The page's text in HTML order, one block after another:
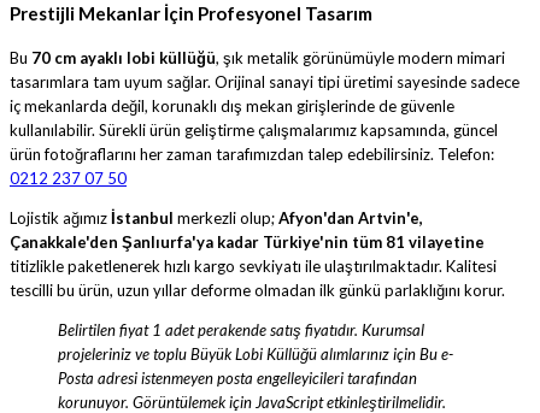
Prestijli Mekanlar İçin Profesyonel Tasarım
Bu 70 cm ayaklı lobi küllüğü, şık metalik görünümüyle modern mimari
tasarımlara tam uyum sağlar. Orijinal sanayi tipi üretimi sayesinde sadece
iç mekanlarda değil, korunaklı dış mekan girişlerinde de güvenle
kullanılabilir. Sürekli ürün geliştirme çalışmalarımız kapsamında, güncel
ürün fotoğraflarını her zaman tarafımızdan talep edebilirsiniz. Telefon:
0212 237 07 50
Lojistik ağımızİstanbul merkezli olup;Afyon'dan Artvin'e,
Çanakkale'den Şanlıurfa'ya kadar Türkiye'nin tüm 81 vilayetine
titizlikle paketlenerek hızlı kargo sevkiyatı ile ulaştırılmaktadır. Kalitesi
tescilli bu ürün, uzun yıllar deforme olmadan ilk günkü parlaklığını korur.
Belirtilen fiyat 1 adet perakende satış fiyatıdır. Kurumsal
projeleriniz ve toplu Büyük Lobi Küllüğü alımlarınız içinBu e-
Posta adresi istenmeyen posta engelleyicileri tarafından
korunuyor. Görüntülemek için JavaScript etkinleştirilmelidir.